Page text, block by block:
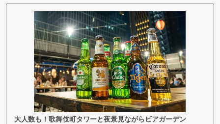
大人数も！歌舞伎町タワーと夜景見ながらビアガーデン